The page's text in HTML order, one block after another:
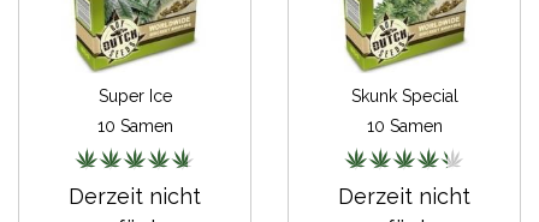
Super Ice
10 Samen
Derzeit nicht
Skunk Special
10 Samen
Derzeit nicht